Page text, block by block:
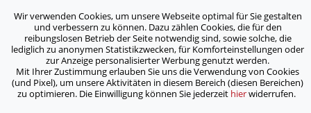
ASB Bonn/Rhein-Sieg/Eifel e.V.
bewegt Menschen
Home / Aktuelles /
„Königliches“ Menüangebot zur Spargelzeit
Wir verwenden Cookies, um unsere Webseite optimal für Sie gestalten
und verbessern zu können. Dazu zählen Cookies, die für den
reibungslosen Betrieb der Seite notwendig sind, sowie solche, die
lediglich zu anonymen Statistikzwecken, für Komforteinstellungen oder
zur Anzeige personalisierter Werbung genutzt werden.
Mit Ihrer Zustimmung erlauben Sie uns die Verwendung von Cookies
(und Pixel), um unsere Aktivitäten in diesem Bereich (diesen Bereichen)
zu optimieren. Die Einwilligung können Sie jederzeit hierwiderrufen.